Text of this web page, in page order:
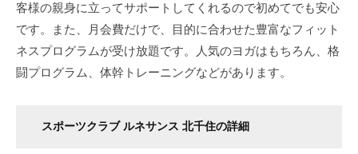
客様の親身に立ってサポートしてくれるので初めてでも安心
です。また、月会費だけで、目的に合わせた豊富なフィット
ネスプログラムが受け放題です。人気のヨガはもちろん、格
闘プログラム、体幹トレーニングなどがあります。
スポーツクラブ ルネサンス 北千住の詳細